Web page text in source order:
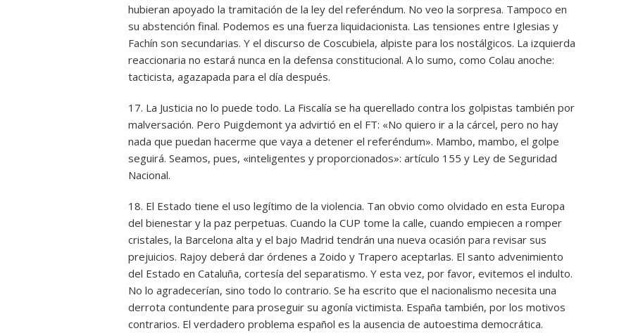
hubieran apoyado la tramitación de la ley del referéndum. No veo la sorpresa. Tampoco en
su abstención final. Podemos es una fuerza liquidacionista. Las tensiones entre Iglesias y
Fachín son secundarias. Y el discurso de Coscubiela, alpiste para los nostálgicos. La izquierda
reaccionaria no estará nunca en la defensa constitucional. A lo sumo, como Colau anoche:
tacticista, agazapada para el día después.
17. La Justicia no lo puede todo. La Fiscalía se ha querellado contra los golpistas también por
malversación. Pero Puigdemont ya advirtió en el FT: «No quiero ir a la cárcel, pero no hay
nada que puedan hacerme que vaya a detener el referéndum». Mambo, mambo, el golpe
seguirá. Seamos, pues, «inteligentes y proporcionados»: artículo 155 y Ley de Seguridad
Nacional.
18. El Estado tiene el uso legítimo de la violencia. Tan obvio como olvidado en esta Europa
del bienestar y la paz perpetuas. Cuando la CUP tome la calle, cuando empiecen a romper
cristales, la Barcelona alta y el bajo Madrid tendrán una nueva ocasión para revisar sus
prejuicios. Rajoy deberá dar órdenes a Zoido y Trapero aceptarlas. El santo advenimiento
del Estado en Cataluña, cortesía del separatismo. Y esta vez, por favor, evitemos el indulto.
No lo agradecerían, sino todo lo contrario. Se ha escrito que el nacionalismo necesita una
derrota contundente para proseguir su agonía victimista. España también, por los motivos
contrarios. El verdadero problema español es la ausencia de autoestima democrática.